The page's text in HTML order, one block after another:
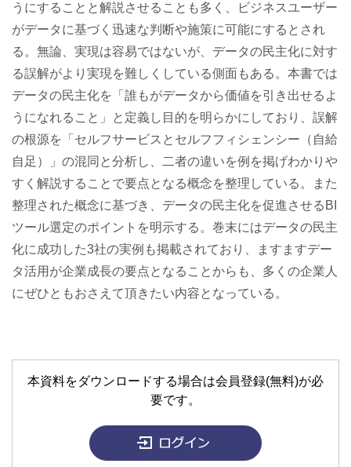
うにすることと解説させることも多く、ビジネスユーザー
がデータに基づく迅速な判断や施策に可能にするとされ
る。無論、実現は容易ではないが、データの民主化に対す
る誤解がより実現を難しくしている側面もある。本書では
データの民主化を「誰もがデータから価値を引き出せるよ
うになれること」と定義し目的を明らかにしており、誤解
の根源を「セルフサービスとセルフフィシェンシー（自給
自足）」の混同と分析し、二者の違いを例を掲げわかりや
すく解説することで要点となる概念を整理している。また
整理された概念に基づき、データの民主化を促進させるBI
ツール選定のポイントを明示する。巻末にはデータの民主
化に成功した3社の実例も掲載されており、ますますデー
タ活用が企業成長の要点となることからも、多くの企業人
にぜひともおさえて頂きたい内容となっている。
本資料をダウンロードする場合は会員登録(無料)が必
要です。